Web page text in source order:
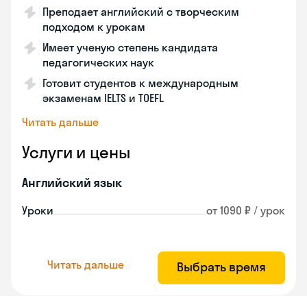
Преподает английский с творческим
подходом к урокам
Имеет ученую степень кандидата
педагогических наук
Готовит студентов к международным
экзаменам IELTS и TOEFL
Читать дальше
Услуги и цены
Английский язык
Уроки от 1090 ₽ / урок
Читать дальше Выбрать время